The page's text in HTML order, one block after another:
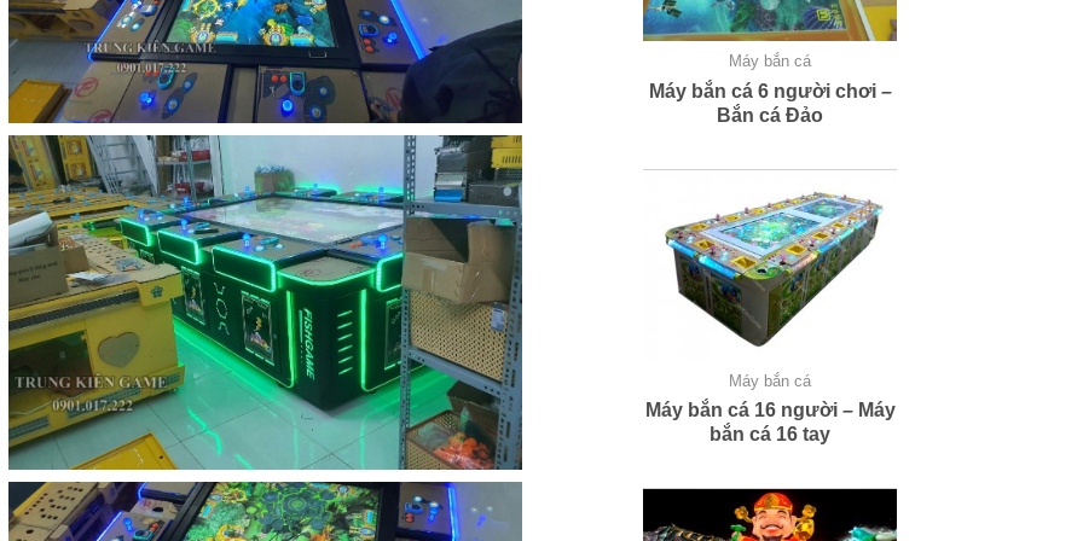
Máy bắn cá
Máy bắn cá 6 người chơi –
Bắn cá Đảo
Máy bắn cá
Máy bắn cá 16 người – Máy
bắn cá 16 tay